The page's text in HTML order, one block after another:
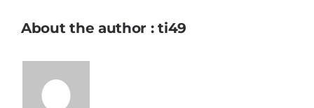
About the author : ti49